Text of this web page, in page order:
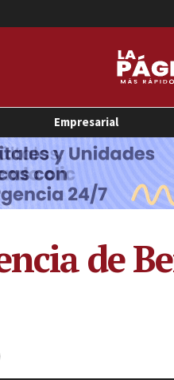
Empresarial
de